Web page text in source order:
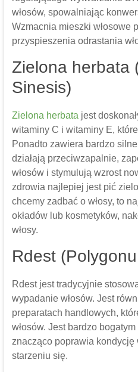
włosów, spowalniając
Wzmacnia mieszki włosowe
przyspieszenia odrastania
Zielona herbata
Sinesis)
Zielona herbata jest
witaminy C i witaminy E,
Ponadto zawiera bardzo silne
działają przeciwzapalnie,
włosów i stymulują wzrost
zdrowia najlepiej jest pić
chcemy zadbać o włosy, to
okładów lub kosmetyków,
włosy.
Rdest
Rdest jest tradycyjnie
wypadanie włosów. Jest
preparatach handlowych,
włosów. Jest bardzo
znacząco poprawia kondycję
starzeniu się.